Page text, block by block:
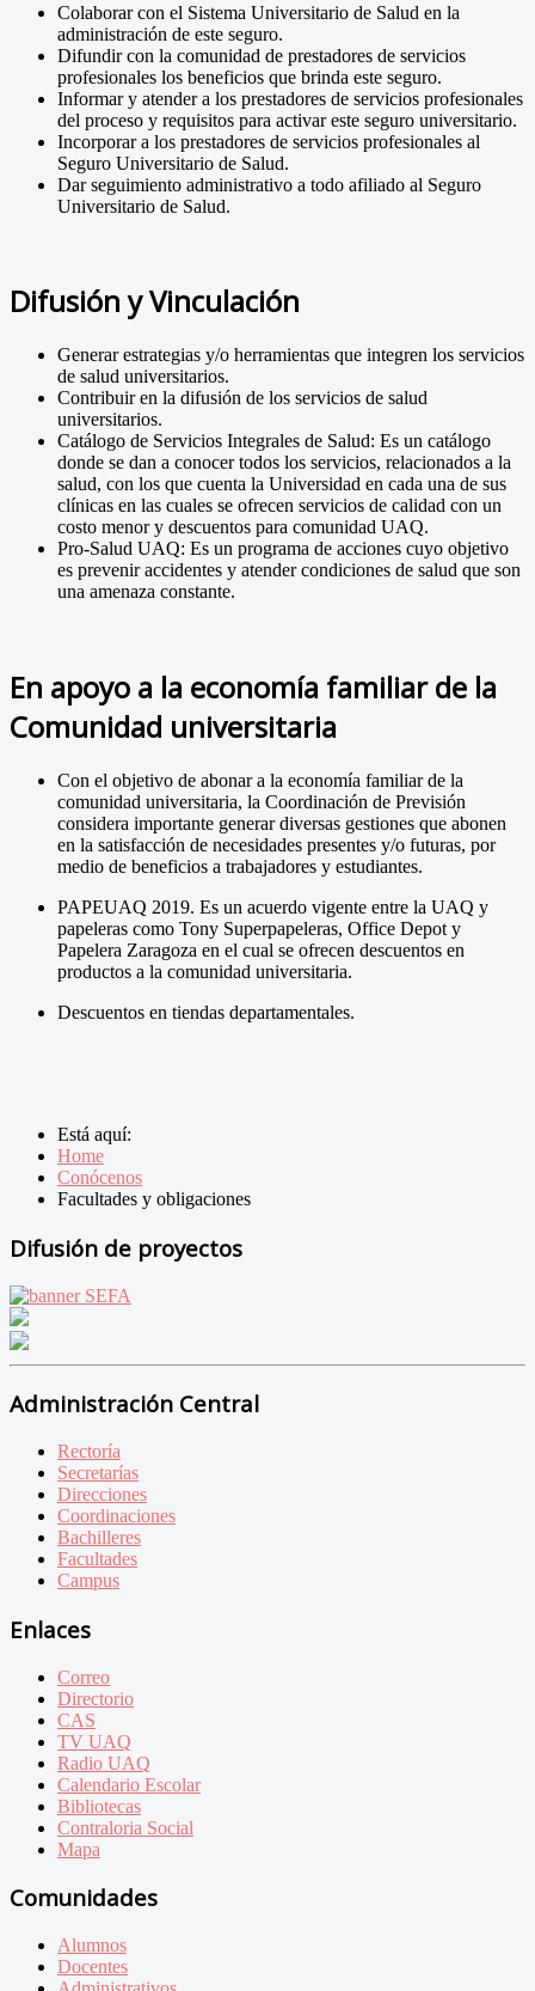
Colaborar con el Sistema Universitario de Salud en la
administración de este seguro.
Difundir con la comunidad de prestadores de servicios
profesionales los beneficios que brinda este seguro.
Informar y atender a los prestadores de servicios profesionales
del proceso y requisitos para activar este seguro universitario.
Incorporar a los prestadores de servicios profesionales al
Seguro Universitario de Salud.
Dar seguimiento administrativo a todo afiliado al Seguro
Universitario de Salud.
Difusión y Vinculación
Generar estrategias y/o herramientas que integren los servicios
de salud universitarios.
Contribuir en la difusión de los servicios de salud
universitarios.
Catálogo de Servicios Integrales de Salud: Es un catálogo
donde se dan a conocer todos los servicios, relacionados a la
salud, con los que cuenta la Universidad en cada una de sus
clínicas en las cuales se ofrecen servicios de calidad con un
costo menor y descuentos para comunidad UAQ.
Pro-Salud UAQ: Es un programa de acciones cuyo objetivo
es prevenir accidentes y atender condiciones de salud que son
una amenaza constante.
En apoyo a la economía familiar de la
Comunidad universitaria
Con el objetivo de abonar a la economía familiar de la
comunidad universitaria, la Coordinación de Previsión
considera importante generar diversas gestiones que abonen
en la satisfacción de necesidades presentes y/o futuras, por
medio de beneficios a trabajadores y estudiantes.
PAPEUAQ 2019. Es un acuerdo vigente entre la UAQ y
papeleras como Tony Superpapeleras, Office Depot y
Papelera Zaragoza en el cual se ofrecen descuentos en
productos a la comunidad universitaria.
Descuentos en tiendas departamentales.
Está aquí:
Home
Conócenos
Facultades y obligaciones
Difusión de proyectos
Administración Central
Rectoría
Secretarías
Direcciones
Coordinaciones
Bachilleres
Facultades
Campus
Enlaces
Correo
Directorio
CAS
TV UAQ
Radio UAQ
Calendario Escolar
Bibliotecas
Contraloria Social
Mapa
Comunidades
Alumnos
Docentes